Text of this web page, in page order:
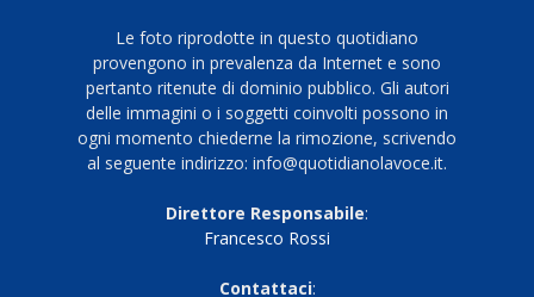
Le foto riprodotte in questo quotidiano
provengono in prevalenza da Internet e sono
pertanto ritenute di dominio pubblico. Gli autori
delle immagini o i soggetti coinvolti possono in
ogni momento chiederne la rimozione, scrivendo
al seguente indirizzo: info@quotidianolavoce.it.
Direttore Responsabile:
Francesco Rossi
Contattaci: